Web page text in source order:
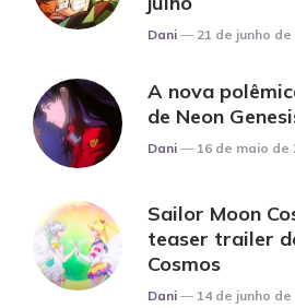
Posted
Dani 21 de junho de
A nova
de Neon
Posted
Dani 16 de maio de
Sailor Moon
teaser trailer
Cosmos
Posted
Dani 14 de junho de